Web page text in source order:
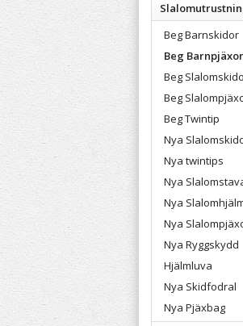
Beg Barnskidor
Beg Barnpjäxor
Beg
Beg
Beg Twintip
Nya
Nya twintips
Nya
Nya
Nya
Nya Ryggskydd
Hjälmluva
Nya Skidfodral
Nya Pjäxbag